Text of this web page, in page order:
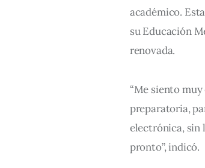
académico.
su Educación
renovada.
“Me siento
preparatoria,
electrónica, sin
pronto”, indicó.